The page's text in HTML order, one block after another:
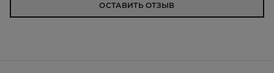
ОСТАВИТЬ ОТЗЫВ